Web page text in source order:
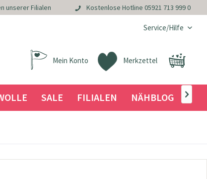
unserer Filialen Kostenlose Hotline 05921 713 999 0
Service/Hilfe
Merkzettel
Mein Konto
SALE FILIALEN NÄHBLOG 